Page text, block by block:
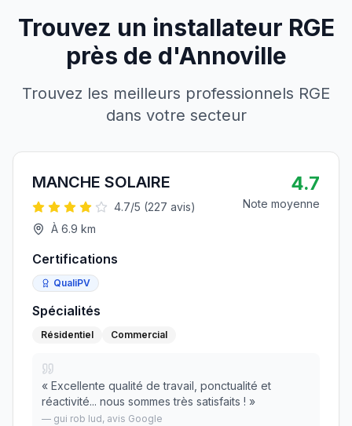
Trouvez un installateur RGE
près de d'Annoville
Trouvez les meilleurs professionnels RGE
dans votre secteur
MANCHE SOLAIRE
4.7/5 (227 avis)
À 6.9 km
4.7
Note moyenne
Certifications
QualiPV
Spécialités
Résidentiel Commercial
« Excellente qualité de travail, ponctualité et
réactivité... nous sommes très satisfaits ! »
— gui rob lud, avis Google